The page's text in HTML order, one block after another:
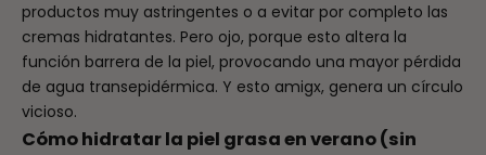
productos muy astringentes o a evitar por completo las
cremas hidratantes. Pero ojo, porque esto altera la
función barrera de la piel, provocando una mayor pérdida
de agua transepidérmica. Y esto amigx, genera un círculo
vicioso.
Cómo hidratar la piel grasa en verano (sin